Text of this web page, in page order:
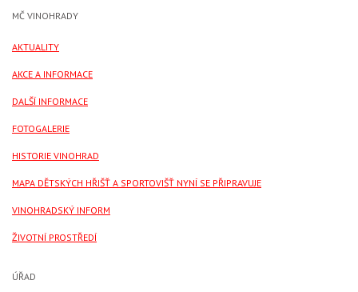
MČ VINOHRADY
AKTUALITY
AKCE A INFORMACE
DALŠÍ INFORMACE
FOTOGALERIE
HISTORIE VINOHRAD
MAPA DĚTSKÝCH HŘIŠŤ A SPORTOVIŠŤ NYNÍ SE PŘIPRAVUJE
VINOHRADSKÝ INFORM
ŽIVOTNÍ PROSTŘEDÍ
ÚŘAD